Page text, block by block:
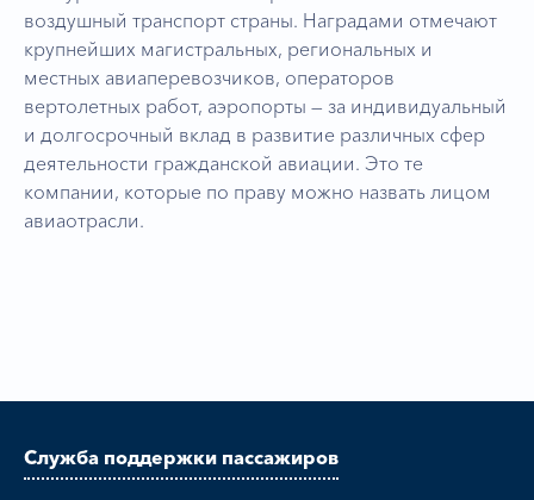
воздушный транспорт страны. Наградами отмечают
крупнейших магистральных, региональных и
местных авиаперевозчиков, операторов
вертолетных работ, аэропорты — за индивидуальный
и долгосрочный вклад в развитие различных сфер
деятельности гражданской авиации. Это те
компании, которые по праву можно назвать лицом
авиаотрасли.
Служба поддержки пассажиров